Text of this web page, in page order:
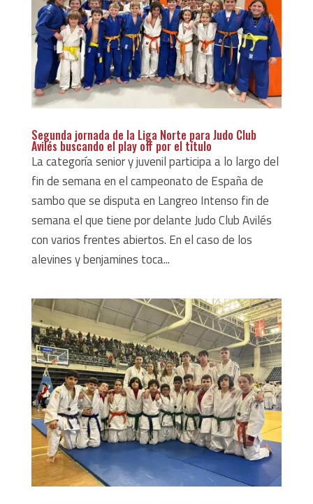
Segunda jornada de la Liga Norte para Judo Club
Avilés buscando el play off por el título
La categoría senior y juvenil participa a lo largo del
fin de semana en el campeonato de España de
sambo que se disputa en Langreo Intenso fin de
semana el que tiene por delante Judo Club Avilés
con varios frentes abiertos. En el caso de los
alevines y benjamines toca...